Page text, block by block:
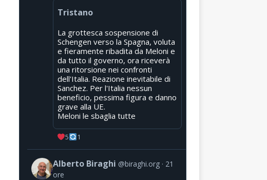
Tristano
La grottesca sospensione di
Schengen verso la Spagna, voluta
e fieramente ribadita da Meloni e
da tutto il governo, ora riceverà
una ritorsione nei confronti
dell'Italia. Reazione inevitabile di
Sanchez. Per l'Italia nessun
beneficio, pessima figura e danno
grave alla UE.
Meloni le sbaglia tutte
5 1
Alberto Biraghi @biraghi.org
21
ore